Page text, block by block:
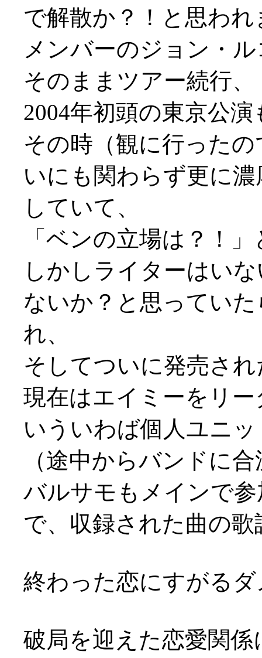
で解散か？！と思わ
メンバーのジョン・
そのままツアー続行、
2004年初頭の東京公
その時（観に行った
いにも関わらず更に
していて、
「ベンの立場は？！
しかしライターはい
ないか？と思ってい
れ、
そしてついに発売さ
現在はエイミーをリ
いういわば個人ユニ
（途中からバンドに
バルサモもメインで参
で、収録された曲の
終わった恋にすがる
破局を迎えた恋愛関